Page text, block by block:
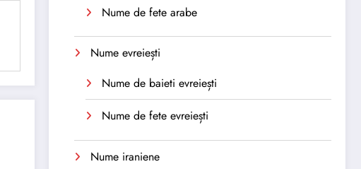
Nume de fete arabe
Nume evreiești
Nume de baieti evreiești
Nume de fete evreiești
Nume iraniene